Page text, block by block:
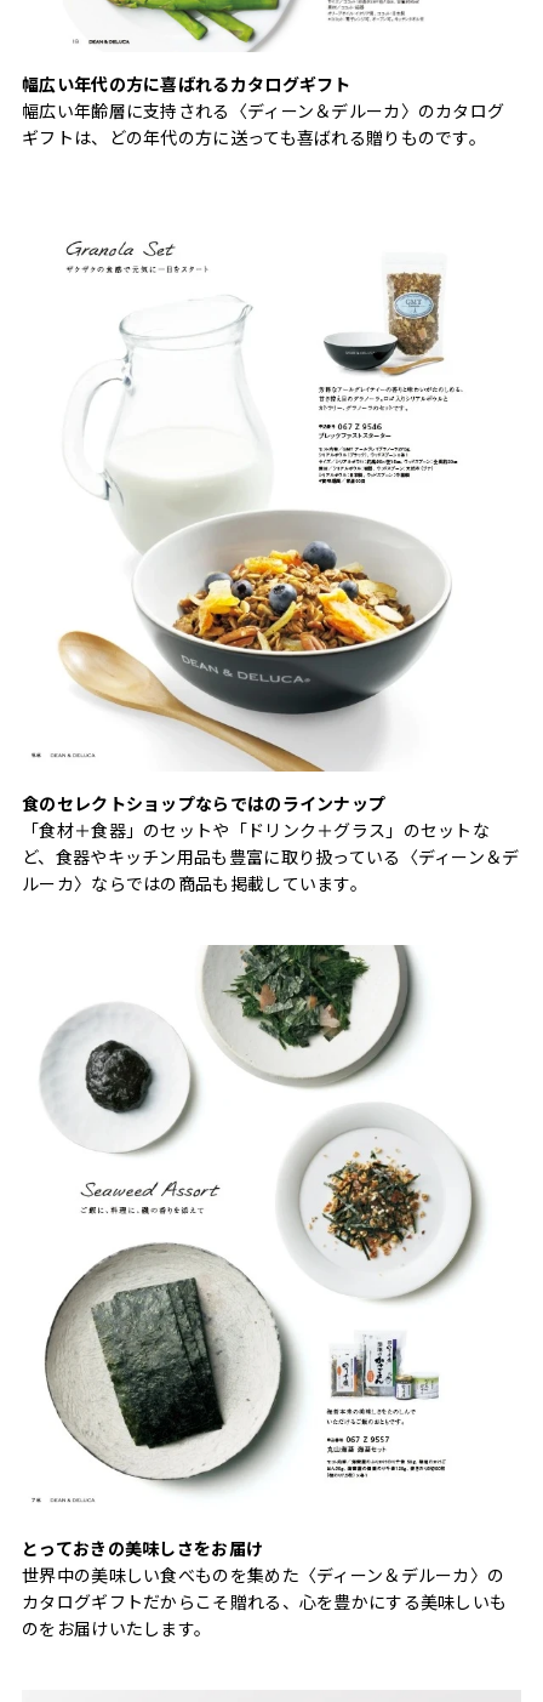
幅広い年代の方に喜ばれるカタログギフト
幅広い年齢層に支持される〈ディーン＆デルーカ〉のカタログ
ギフトは、どの年代の方に送っても喜ばれる贈りものです。
食のセレクトショップならではのラインナップ
「食材＋食器」のセットや「ドリンク＋グラス」のセットな
ど、食器やキッチン用品も豊富に取り扱っている〈ディーン＆デ
ルーカ〉ならではの商品も掲載しています。
とっておきの美味しさをお届け
世界中の美味しい食べものを集めた〈ディーン＆デルーカ〉の
カタログギフトだからこそ贈れる、心を豊かにする美味しいも
のをお届けいたします。